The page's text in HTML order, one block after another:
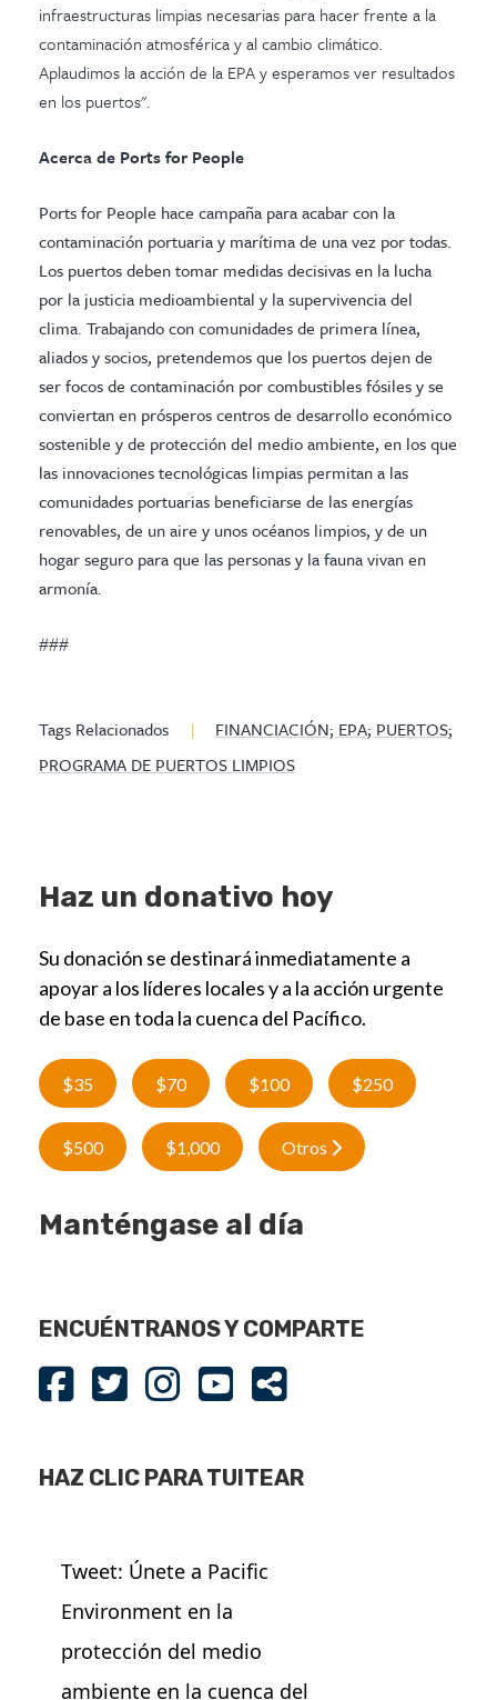
infraestructuras limpias necesarias para hacer frente a la
contaminación atmosférica y al cambio climático.
Aplaudimos la acción de la EPA y esperamos ver resultados
en los puertos".
Acerca de Ports for People
Ports for People hace campaña para acabar con la
contaminación portuaria y marítima de una vez por todas.
Los puertos deben tomar medidas decisivas en la lucha
por la justicia medioambiental y la supervivencia del
clima. Trabajando con comunidades de primera línea,
aliados y socios, pretendemos que los puertos dejen de
ser focos de contaminación por combustibles fósiles y se
conviertan en prósperos centros de desarrollo económico
sostenible y de protección del medio ambiente, en los que
las innovaciones tecnológicas limpias permitan a las
comunidades portuarias beneficiarse de las energías
renovables, de un aire y unos océanos limpios, y de un
hogar seguro para que las personas y la fauna vivan en
armonía.
###
Tags Relacionados |
FINANCIACIÓN; EPA; PUERTOS;
PROGRAMA DE PUERTOS LIMPIOS
Haz un donativo hoy
Su donación se destinará inmediatamente a
apoyar a los líderes locales y a la acción urgente
de base en toda la cuenca del Pacífico.
$35 $70 $100 $250
$500 $1,000 Otros
Manténgase al día
ENCUÉNTRANOS Y COMPARTE
HAZ CLIC PARA TUITEAR
Tweet: Únete a Pacific
Environment en la
protección del medio
ambiente en la cuenca del